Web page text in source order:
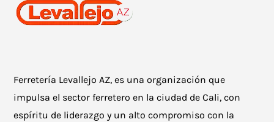
Ferretería Levallejo AZ, es una organización que
impulsa el sector ferretero en la ciudad de Cali, con
espíritu de liderazgo y un alto compromiso con la